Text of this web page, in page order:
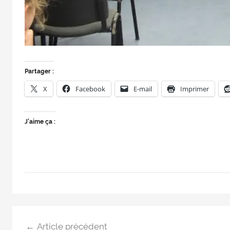
Partager :
X Facebook E-mail Imprimer
J’aime ça :
Article précédent